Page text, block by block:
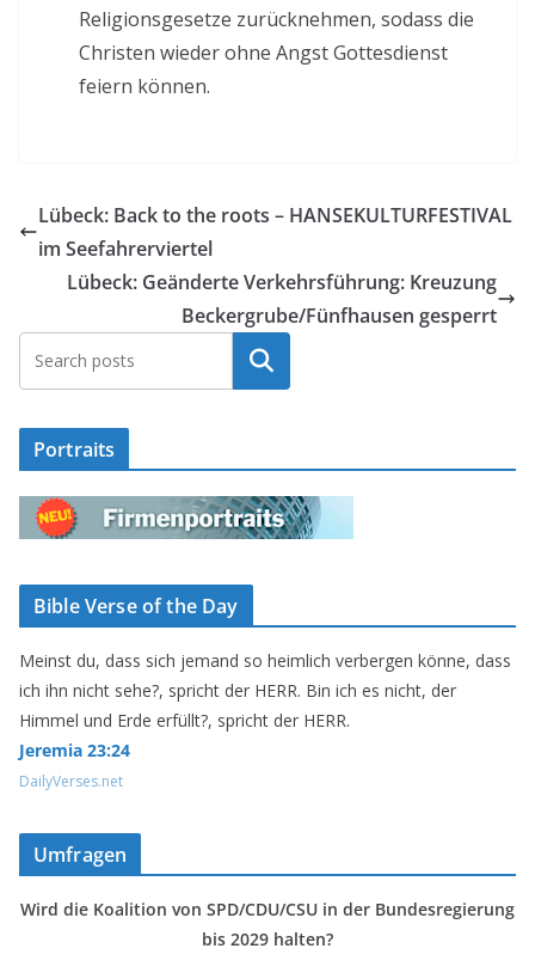
Religionsgesetze zurücknehmen, sodass die
Christen wieder ohne Angst Gottesdienst
feiern können.
Lübeck: Back to the roots – HANSEKULTURFESTIVAL
im Seefahrerviertel
Lübeck: Geänderte Verkehrsführung: Kreuzung
Beckergrube/Fünfhausen gesperrt
Suchen
Portraits
Bible Verse of the Day
Meinst du, dass sich jemand so heimlich verbergen könne, dass
ich ihn nicht sehe?, spricht der HERR. Bin ich es nicht, der
Himmel und Erde erfüllt?, spricht der HERR.
Jeremia 23:24
DailyVerses.net
Umfragen
Wird die Koalition von SPD/CDU/CSU in der Bundesregierung
bis 2029 halten?